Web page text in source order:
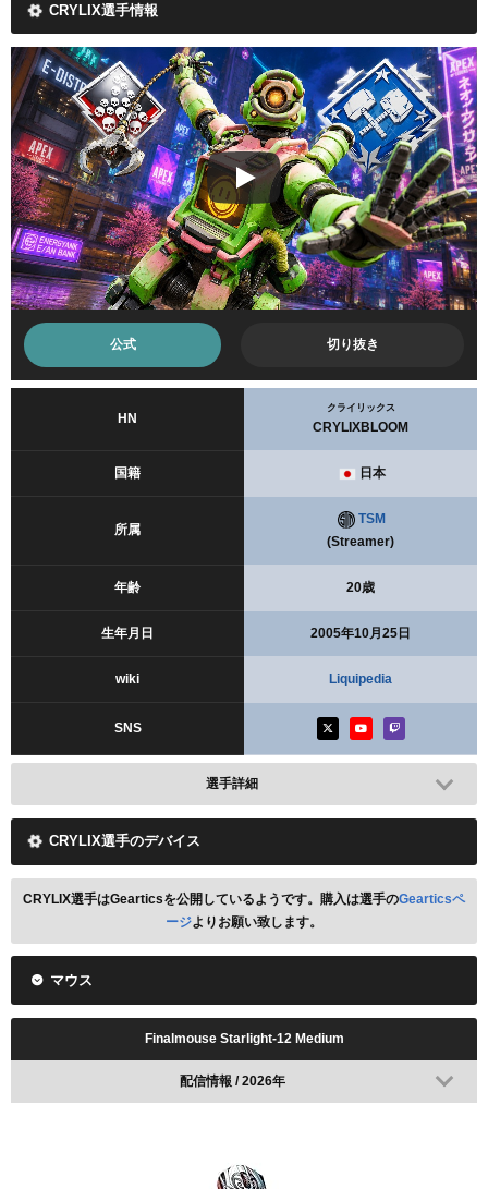
CRYLIX選手情報
公式 切り抜き
HN
クライリックス
CRYLIXBLOOM
国籍 日本
所属
TSM
(Streamer)
年齢 20歳
生年月日 2005年10月25日
wiki Liquipedia
SNS
選手詳細
CRYLIX選手のデバイス
CRYLIX選手はGearticsを公開しているようです。購入は選手のGearticsペ
ージよりお願い致します。
マウス
Finalmouse Starlight-12 Medium
配信情報 / 2026年